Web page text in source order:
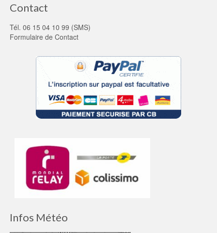
Contact
Tél. 06 15 04 10 99 (SMS)
Formulaire de Contact
Infos Météo